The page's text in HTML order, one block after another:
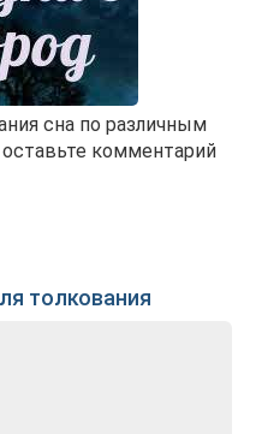
сна по различным
комментарий
толкования